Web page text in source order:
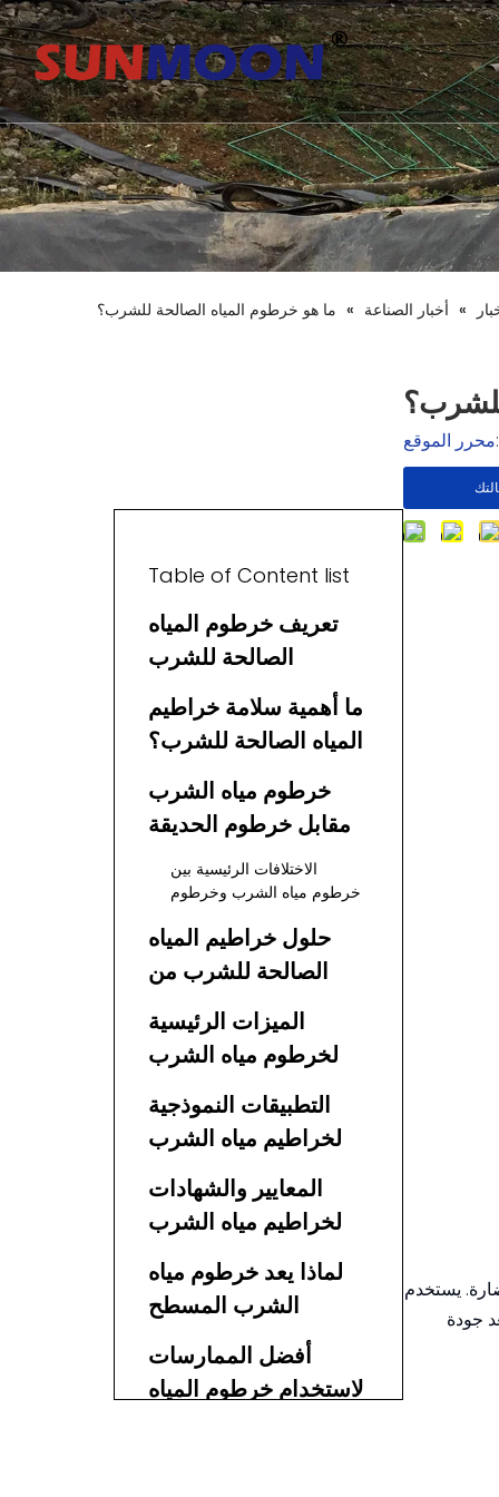
» أخبار الصناعة » ما هو خرطوم المياه الصالحة للشرب؟
محرر الموقع
يستخدم
جودة
Table of Content list
تعريف خرطوم المياه
الصالحة للشرب
ما أهمية سلامة خراطيم
المياه الصالحة للشرب؟
خرطوم مياه الشرب
مقابل خرطوم الحديقة
الاختلافات الرئيسية بين
خرطوم مياه الشرب وخرطوم
حلول خراطيم المياه
الصالحة للشرب من
مادة TPU Layflat
الميزات الرئيسية
لخرطوم مياه الشرب
عالي الجودة
التطبيقات النموذجية
لخراطيم مياه الشرب
المعايير والشهادات
لخراطيم مياه الشرب
لماذا يعد خرطوم مياه
الشرب المسطح
المصنوع من مادة TPU
مثاليًا للمشروعات
الكبيرة
أفضل الممارسات
لاستخدام خرطوم المياه